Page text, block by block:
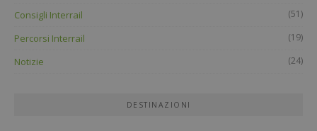
Consigli Interrail (51)
Percorsi Interrail (19)
Notizie (24)
DESTINAZIONI